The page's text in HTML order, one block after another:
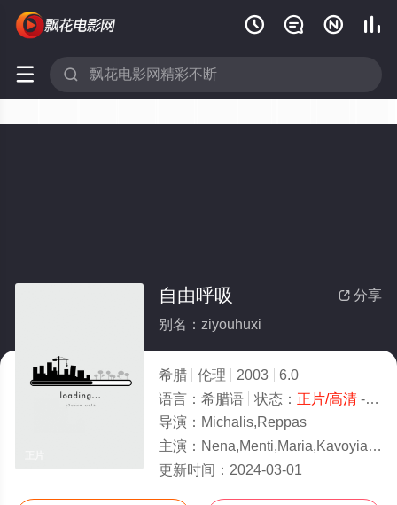
   
 
 分享
自由呼吸
别名：ziyouhuxi
希腊 伦理 2003
6.0
语言： 希腊语 状态： 正片/高清- 免费在线观看
导演： Michalis,Reppas
主演： Nena,Menti,Maria,Kavoyianni,Akilas,Karazisis,
更新时间： 2024-03-01